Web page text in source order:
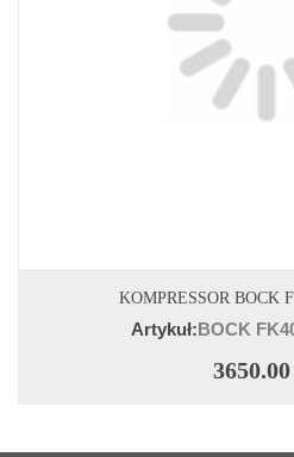
DODAJ DO
KOMPRESSOR BOCK
Artykuł:BOCK
3650.00